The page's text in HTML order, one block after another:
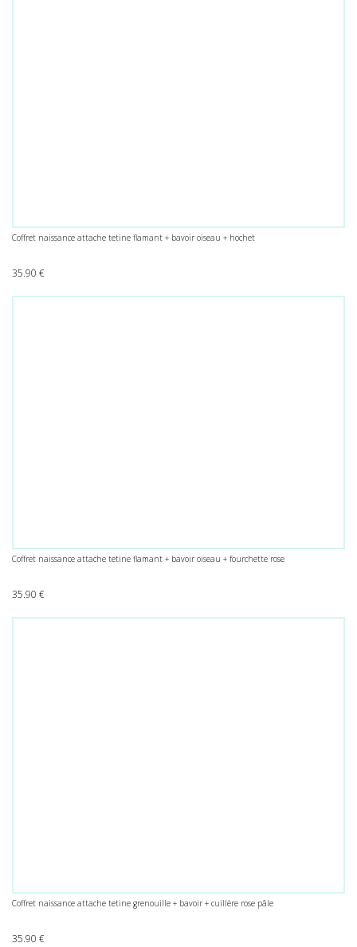
Coffret naissance attache tetine flamant + bavoir oiseau + hochet
35.90 €
Coffret naissance attache tetine flamant + bavoir oiseau + fourchette rose
35.90 €
Coffret naissance attache tetine grenouille + bavoir + cuillère rose pâle
35.90 €